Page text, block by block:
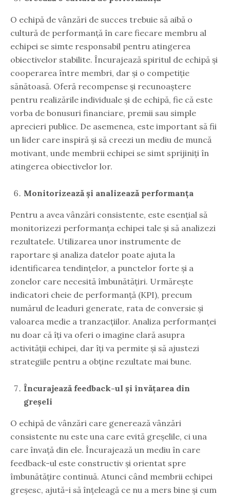
O echipă de vânzări de succes trebuie să aibă o
cultură de performanță în care fiecare membru al
echipei se simte responsabil pentru atingerea
obiectivelor stabilite. Încurajează spiritul de echipă și
cooperarea între membri, dar și o competiție
sănătoasă. Oferă recompense și recunoaștere
pentru realizările individuale și de echipă, fie că este
vorba de bonusuri financiare, premii sau simple
aprecieri publice. De asemenea, este important să fii
un lider care inspiră și să creezi un mediu de muncă
motivant, unde membrii echipei se simt sprijiniți în
atingerea obiectivelor lor.
Monitorizează și analizează performanța
Pentru a avea vânzări consistente, este esențial să
monitorizezi performanța echipei tale și să analizezi
rezultatele. Utilizarea unor instrumente de
raportare și analiza datelor poate ajuta la
identificarea tendințelor, a punctelor forte și a
zonelor care necesită îmbunătățiri. Urmărește
indicatori cheie de performanță (KPI), precum
numărul de leaduri generate, rata de conversie și
valoarea medie a tranzacțiilor. Analiza performanței
nu doar că îți va oferi o imagine clară asupra
activității echipei, dar îți va permite și să ajustezi
strategiile pentru a obține rezultate mai bune.
Încurajează feedback-ul și învățarea din
greșeli
O echipă de vânzări care generează vânzări
consistente nu este una care evită greșelile, ci una
care învață din ele. Încurajează un mediu în care
feedback-ul este constructiv și orientat spre
îmbunătățire continuă. Atunci când membrii echipei
greșesc, ajută-i să înțeleagă ce nu a mers bine și cum